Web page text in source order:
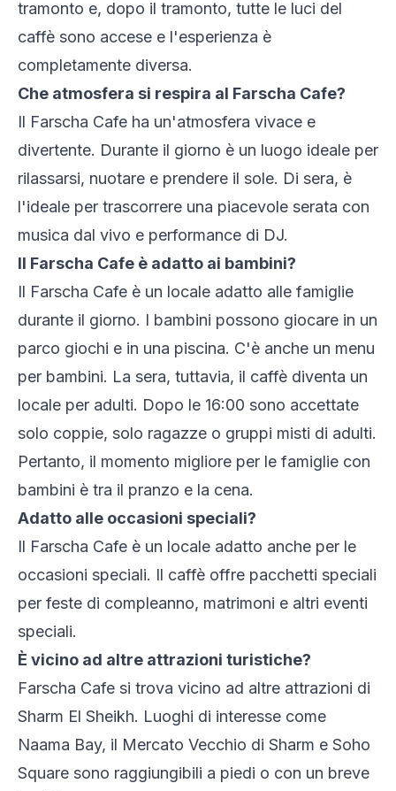
tramonto e, dopo il tramonto, tutte le luci del
caffè sono accese e l'esperienza è
completamente diversa.
Che atmosfera si respira al Farscha Cafe?
Il Farscha Cafe ha un'atmosfera vivace e
divertente. Durante il giorno è un luogo ideale per
rilassarsi, nuotare e prendere il sole. Di sera, è
l'ideale per trascorrere una piacevole serata con
musica dal vivo e performance di DJ.
Il Farscha Cafe è adatto ai bambini?
Il Farscha Cafe è un locale adatto alle famiglie
durante il giorno. I bambini possono giocare in un
parco giochi e in una piscina. C'è anche un menu
per bambini. La sera, tuttavia, il caffè diventa un
locale per adulti. Dopo le 16:00 sono accettate
solo coppie, solo ragazze o gruppi misti di adulti.
Pertanto, il momento migliore per le famiglie con
bambini è tra il pranzo e la cena.
Adatto alle occasioni speciali?
Il Farscha Cafe è un locale adatto anche per le
occasioni speciali. Il caffè offre pacchetti speciali
per feste di compleanno, matrimoni e altri eventi
speciali.
È vicino ad altre attrazioni turistiche?
Farscha Cafe si trova vicino ad altre attrazioni di
Sharm El Sheikh. Luoghi di interesse come
Naama Bay, il Mercato Vecchio di Sharm e Soho
Square sono raggiungibili a piedi o con un breve